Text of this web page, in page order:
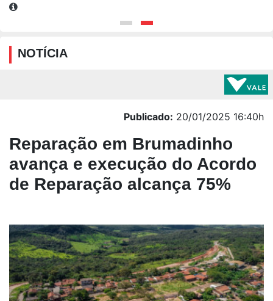
NOTÍCIA
Publicado: 20/01/2025 16:40h
Reparação em Brumadinho
avança e execução do Acordo
de Reparação alcança 75%